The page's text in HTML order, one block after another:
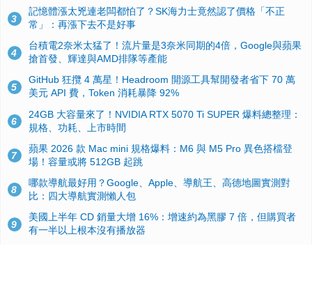
3
記憶體漲太兇連老闆都怕了？SK海力士竟然認了價格「不正
常」：再漲下去不是好事
4
台積電2奈米太猛了！流片量是3奈米同期的4倍，Google與蘋果
搶首發、輝達與AMD排隊等產能
5
GitHub 狂攬 4 萬星！Headroom 開源工具幫開發者省下 70 萬
美元 API 費，Token 消耗暴降 92%
6
24GB 大容量來了！NVIDIA RTX 5070 Ti SUPER 爆料總整理：
規格、功耗、上市時間
7
蘋果 2026 款 Mac mini 規格爆料：M6 與 M5 Pro 異色搭檔登
場！容量或將 512GB 起跳
8
哪款導航最好用？Google、Apple、導航王、高德地圖實測對
比：四大導航實測懶人包
9
美國上半年 CD 銷量大增 16%：增速約為黑膠 7 倍，但購買者
有一半以上根本沒有播放器